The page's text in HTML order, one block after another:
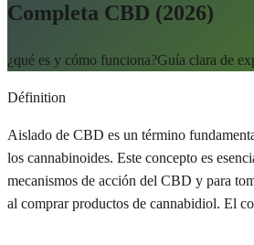
Completa CBD (2026)
¿qué es y cómo funciona?Guía clara de
Définition
Aislado de CBD es un término
los cannabinoides. Este concepto es
mecanismos de acción del CBD y para
al comprar productos de cannabidiol. El